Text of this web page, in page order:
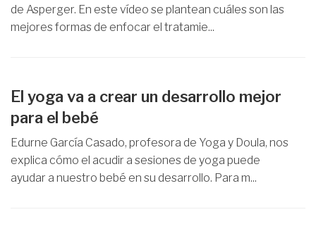
de Asperger. En este vídeo se plantean cuáles son las
mejores formas de enfocar el tratamie...
El yoga va a crear un desarrollo mejor
para el bebé
Edurne García Casado, profesora de Yoga y Doula, nos
explica cómo el acudir a sesiones de yoga puede
ayudar a nuestro bebé en su desarrollo. Para m...